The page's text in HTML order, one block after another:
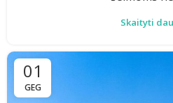
Skaityti
01
GEG